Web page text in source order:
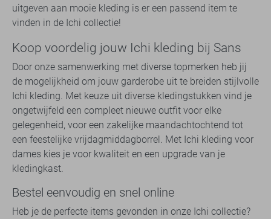
uitgeven aan mooie kleding is er een passend item te
vinden in de Ichi collectie!
Koop voordelig jouw Ichi kleding bij Sans
Door onze samenwerking met diverse topmerken heb jij
de mogelijkheid om jouw garderobe uit te breiden stijlvolle
Ichi kleding. Met keuze uit diverse kledingstukken vind je
ongetwijfeld een compleet nieuwe outfit voor elke
gelegenheid, voor een zakelijke maandachtochtend tot
een feestelijke vrijdagmiddagborrel. Met Ichi kleding voor
dames kies je voor kwaliteit en een upgrade van je
kledingkast.
Bestel eenvoudig en snel online
Heb je de perfecte items gevonden in onze Ichi collectie?